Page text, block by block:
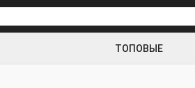
ТОПОВЫЕ